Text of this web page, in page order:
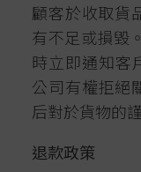
顧客於收取貨
有不足或損毀
時立即通知客
公司有權拒絕
后對於貨物的
退款政策